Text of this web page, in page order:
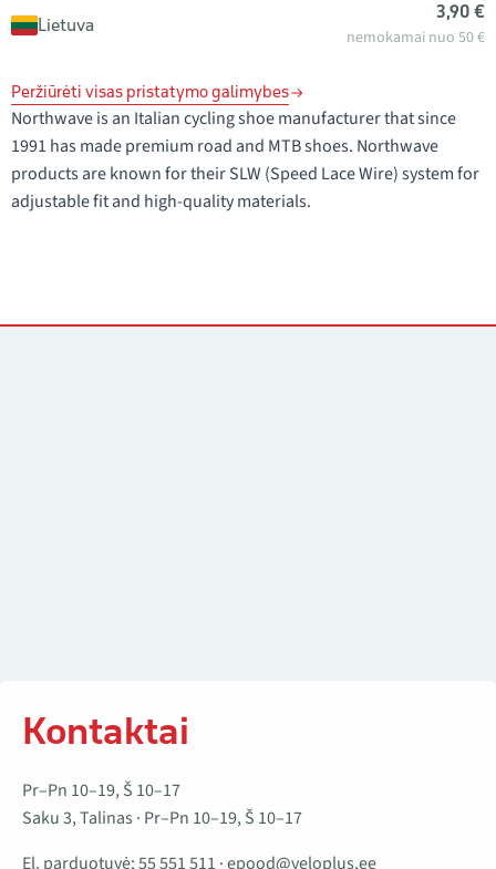
Lietuva
3,90 €
nemokamai nuo 50 €
Peržiūrėti visas pristatymo galimybes
Northwave is an Italian cycling shoe manufacturer that since
1991 has made premium road and MTB shoes. Northwave
products are known for their SLW (Speed Lace Wire) system for
adjustable fit and high-quality materials.
Kontaktai
Pr–Pn 10–19, Š 10–17
Saku 3, Talinas · Pr–Pn 10–19, Š 10–17
El. parduotuvė:55 551 511 ·epood@veloplus.ee